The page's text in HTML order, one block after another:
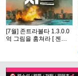
[7월] 존트라볼타 1.3.0.0
억 그림을 훔쳐라 [ 젠틀